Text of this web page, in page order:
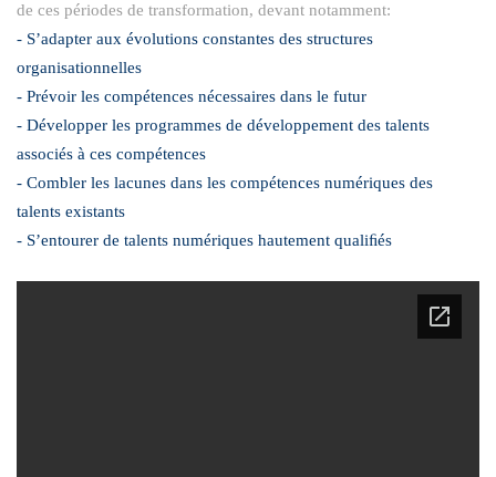
de ces périodes de transformation, devant notamment:
- S’adapter aux évolutions constantes des structures
organisationnelles
- Prévoir les compétences nécessaires dans le futur
- Développer les programmes de développement des talents
associés à ces compétences
- Combler les lacunes dans les compétences numériques des
talents existants
- S’entourer de talents numériques hautement qualiﬁés